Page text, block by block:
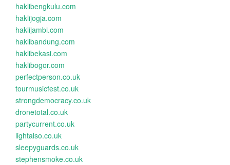
haklibengkulu.com
haklijogja.com
haklijambi.com
haklibandung.com
haklibekasi.com
haklibogor.com
perfectperson.co.uk
tourmusicfest.co.uk
strongdemocracy.co.uk
dronetotal.co.uk
partycurrent.co.uk
lightalso.co.uk
sleepyguards.co.uk
stephensmoke.co.uk